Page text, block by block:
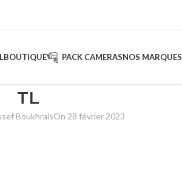
BOUTIQUE PACK CAMERASNOS MARQUES
TL
BoukhraisOn 28 février 2023